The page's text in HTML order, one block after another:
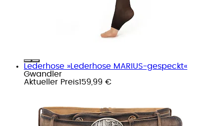
Lederhose »Lederhose MARIUS-gespeckt«
Gwandler
Aktueller Preis159,99 €